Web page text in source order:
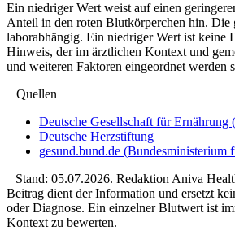
Ein niedriger Wert weist auf einen
Anteil in den roten Blutkörperchen hin. Die
laborabhängig. Ein niedriger Wert ist keine
Hinweis, der im ärztlichen Kontext und
und weiteren Faktoren eingeordnet werden
Quellen
Deutsche Gesellschaft für Ernährung
Deutsche Herzstiftung
gesund.bund.de (Bundesministerium
Stand: 05.07.2026. Redaktion Aniva
Beitrag dient der Information und ersetzt
oder Diagnose. Ein einzelner Blutwert ist
Kontext zu bewerten.